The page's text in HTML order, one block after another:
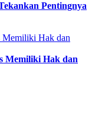
Pentingnya
Memiliki Hak dan